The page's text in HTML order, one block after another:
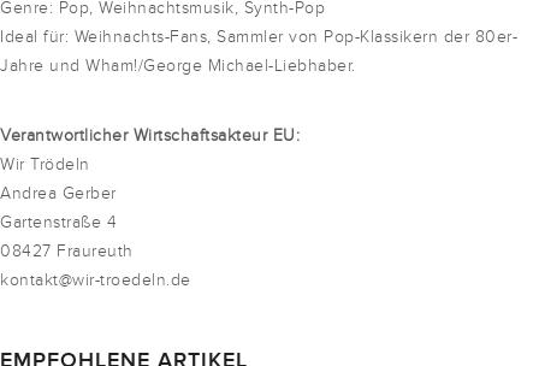
Genre: Pop, Weihnachtsmusik, Synth-Pop
Ideal für: Weihnachts-Fans, Sammler von Pop-Klassikern der 80er-
Jahre und Wham!/George Michael-Liebhaber.
Verantwortlicher Wirtschaftsakteur EU:
Wir Trödeln
Andrea Gerber
Gartenstraße 4
08427 Fraureuth
kontakt@wir-troedeln.de
EMPFOHLENE ARTIKEL